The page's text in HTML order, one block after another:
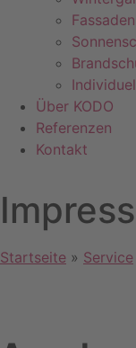
Fassaden
Über KODO
Referenzen
Kontakt
Startseite » Service